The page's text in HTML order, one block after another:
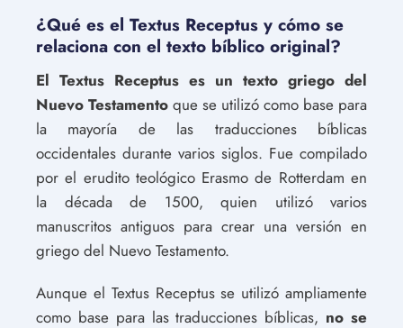
¿Qué es el Textus Receptus y cómo se
relaciona con el texto bíblico original?
El Textus Receptus es un texto griego del
Nuevo Testamento que se utilizó como base para
la mayoría de las traducciones bíblicas
occidentales durante varios siglos. Fue compilado
por el erudito teológico Erasmo de Rotterdam en
la década de 1500, quien utilizó varios
manuscritos antiguos para crear una versión en
griego del Nuevo Testamento.
Aunque el Textus Receptus se utilizó ampliamente
como base para las traducciones bíblicas, no se